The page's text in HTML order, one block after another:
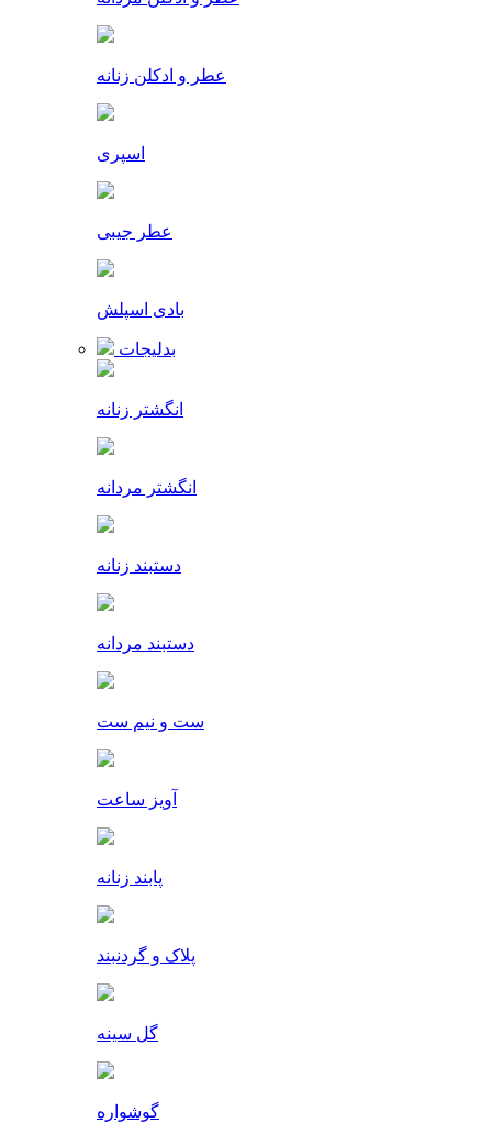
عطر و ادکلن زنانه
اسپری
عطر جیبی
بادی اسپلش
بدلیجات
انگشتر زنانه
انگشتر مردانه
دستبند زنانه
دستبند مردانه
ست و نیم ست
آویز ساعت
پابند زنانه
پلاک و گردنبند
گل سینه
گوشواره